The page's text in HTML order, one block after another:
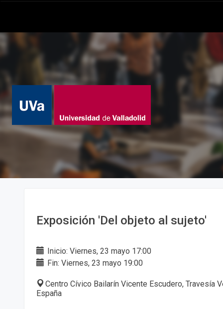
Exposición 'Del objeto al sujeto'
Inicio: Viernes, 23 mayo 17:00
Fin: Viernes, 23 mayo 19:00
Centro Cívico Bailarín Vicente Escudero, Travesía
España